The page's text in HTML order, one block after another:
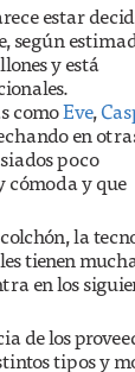
estar
según
y está
comoEve,
en
poco
cómoda y que
la
tienen
en los
de los
tipos y